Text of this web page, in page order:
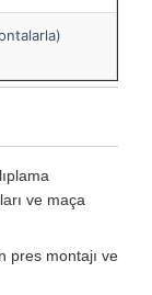
ve maça
pres montajı ve